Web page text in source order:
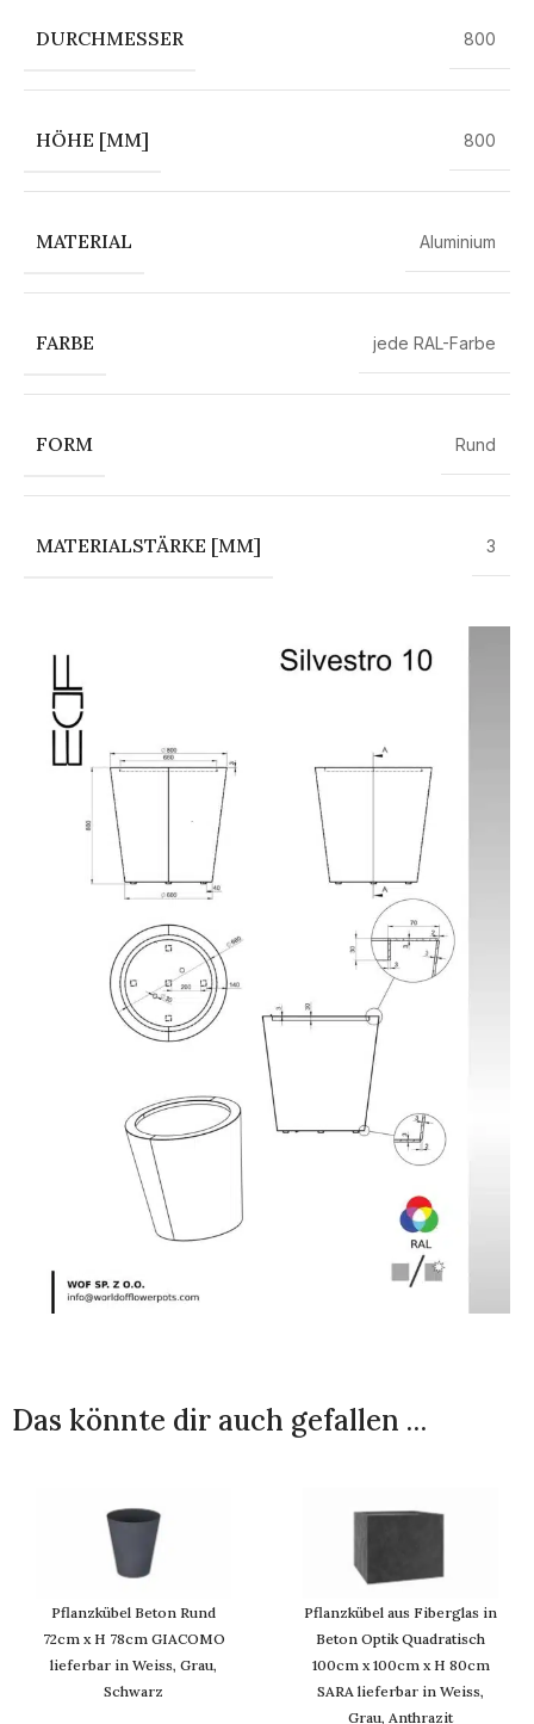
DURCHMESSER 800
HÖHE [MM] 800
MATERIAL Aluminium
FARBE jede RAL-Farbe
FORM Rund
MATERIALSTÄRKE [MM] 3
Das könnte dir auch gefallen …
Pflanzkübel Beton Rund
72cm x H 78cm GIACOMO
lieferbar in Weiss, Grau,
Schwarz
Pflanzkübel aus Fiberglas in
Beton Optik Quadratisch
100cm x 100cm x H 80cm
SARA lieferbar in Weiss,
Grau, Anthrazit